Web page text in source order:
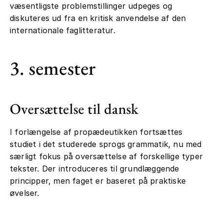
væsentligste problemstillinger udpeges og
diskuteres ud fra en kritisk anvendelse af den
internationale faglitteratur.
3. semester
Oversættelse til dansk
I forlængelse af propædeutikken fortsættes
studiet i det studerede sprogs grammatik, nu med
særligt fokus på oversættelse af forskellige typer
tekster. Der introduceres til grundlæggende
principper, men faget er baseret på praktiske
øvelser.